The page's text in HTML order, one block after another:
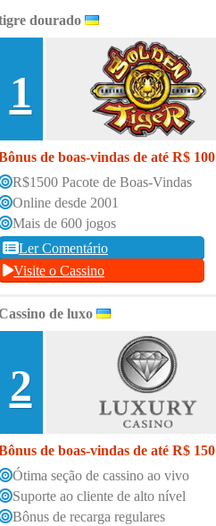
dourado
1
de boas-vindas de até R$ 100
R$1500 Pacote de Boas-Vindas
Online desde 2001
Mais de 600 jogos
Ler Comentário
Visite o Cassino
de luxo
2
de boas-vindas de até R$ 150
Ótima seção de cassino ao vivo
Suporte ao cliente de alto nível
Bônus de recarga regulares